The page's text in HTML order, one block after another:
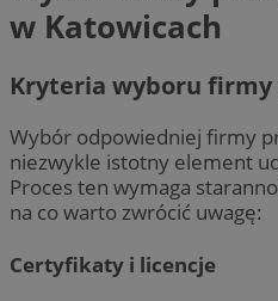
w Katowicach
Kryteria wyboru
Wybór odpowiedniej firmy
niezwykle istotny element
Proces ten wymaga
na co warto zwrócić uwagę:
Certyfikaty i licencje